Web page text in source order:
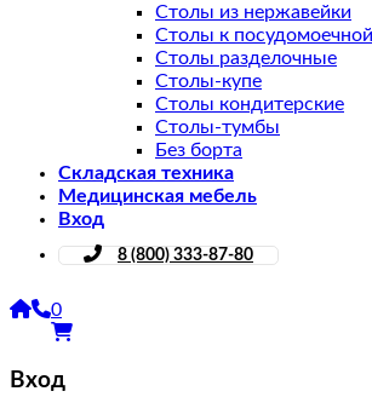
Столы из нержавейки
Столы к
Столы разделочные
Столы-купе
Столы кондитерские
Столы-тумбы
Без борта
Складская техника
Медицинская мебель
Вход
8 (800) 333-87-80
0
Вход